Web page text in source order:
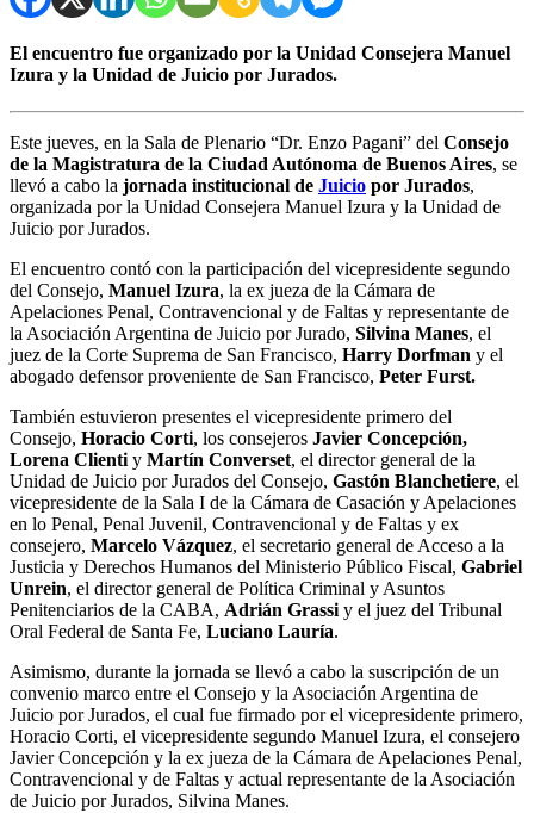
El encuentro fue organizado por la Unidad Consejera Manuel
Izura y la Unidad de Juicio por Jurados.
Este jueves, en la Sala de Plenario “Dr. Enzo Pagani” del Consejo
de la Magistratura de la Ciudad Autónoma de Buenos Aires, se
llevó a cabo la jornada institucional de Juicio por Jurados,
organizada por la Unidad Consejera Manuel Izura y la Unidad de
Juicio por Jurados.
El encuentro contó con la participación del vicepresidente segundo
del Consejo, Manuel Izura, la ex jueza de la Cámara de
Apelaciones Penal, Contravencional y de Faltas y representante de
la Asociación Argentina de Juicio por Jurado, Silvina Manes, el
juez de la Corte Suprema de San Francisco, Harry Dorfman y el
abogado defensor proveniente de San Francisco, Peter Furst.
También estuvieron presentes el vicepresidente primero del
Consejo, Horacio Corti, los consejeros Javier Concepción,
Lorena Clienti y Martín Converset, el director general de la
Unidad de Juicio por Jurados del Consejo, Gastón Blanchetiere, el
vicepresidente de la Sala I de la Cámara de Casación y Apelaciones
en lo Penal, Penal Juvenil, Contravencional y de Faltas y ex
consejero, Marcelo Vázquez, el secretario general de Acceso a la
Justicia y Derechos Humanos del Ministerio Público Fiscal, Gabriel
Unrein, el director general de Política Criminal y Asuntos
Penitenciarios de la CABA, Adrián Grassi y el juez del Tribunal
Oral Federal de Santa Fe, Luciano Lauría.
Asimismo, durante la jornada se llevó a cabo la suscripción de un
convenio marco entre el Consejo y la Asociación Argentina de
Juicio por Jurados, el cual fue firmado por el vicepresidente primero,
Horacio Corti, el vicepresidente segundo Manuel Izura, el consejero
Javier Concepción y la ex jueza de la Cámara de Apelaciones Penal,
Contravencional y de Faltas y actual representante de la Asociación
de Juicio por Jurados, Silvina Manes.